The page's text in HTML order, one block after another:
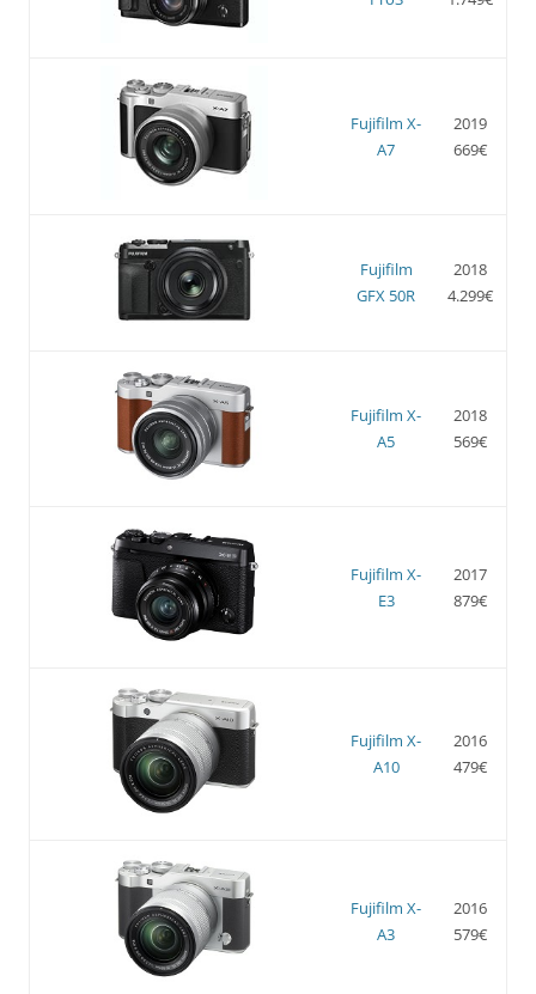
Fujifilm X-
A7
2019
669€
Fujifilm
GFX 50R
2018
4.299€
Fujifilm X-
A5
2018
569€
Fujifilm X-
E3
2017
879€
Fujifilm X-
A10
2016
479€
Fujifilm X-
A3
2016
579€